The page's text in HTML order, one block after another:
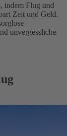
indem Flug und
Zeit und Geld.
unvergessliche